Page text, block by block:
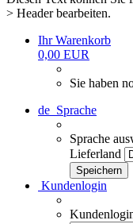
> Header bearbeiten.
Ihr Warenkorb
0,00 EUR
Sie haben
de Sprache
Sprache
Lieferland
Kundenlogin